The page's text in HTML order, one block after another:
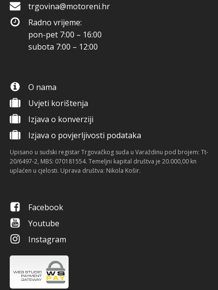
trgovina@motoreni.hr
Radno vrijeme:
pon-pet 7:00 – 16:00
subota 7:00 – 12:00
O nama
Uvjeti korištenja
Izjava o konverziji
Izjava o povjerljivosti podataka
Upisano u sudski registar Trgovačkog suda u Varaždinu pod brojem: Tt-
20/6497-2, MBS: 070181554. Temeljni kapital društva je 20.000,00 kn
uplaćen u cjelosti. Uprava društva: Nikola Košir.
Facebook
Youtube
Instagram